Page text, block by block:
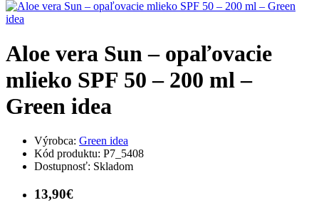
Aloe vera Sun – opaľovacie
mlieko SPF 50 – 200 ml –
Green idea
Výrobca: Green idea
Kód produktu: P7_5408
Dostupnosť: Skladom
13,90€